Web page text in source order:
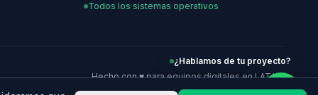
Todos los sistemas operativos
Hecho con ♥ para equipos digitales en LATAM
¿Hablamos de tu proyecto?